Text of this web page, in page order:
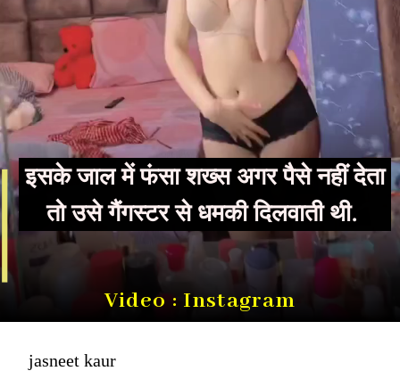
इसके जाल में फंसा शख्स अगर पैसे नहीं देता
तो उसे गैंगस्टर से धमकी दिलवाती थी.
Video : Instagram
jasneet kaur